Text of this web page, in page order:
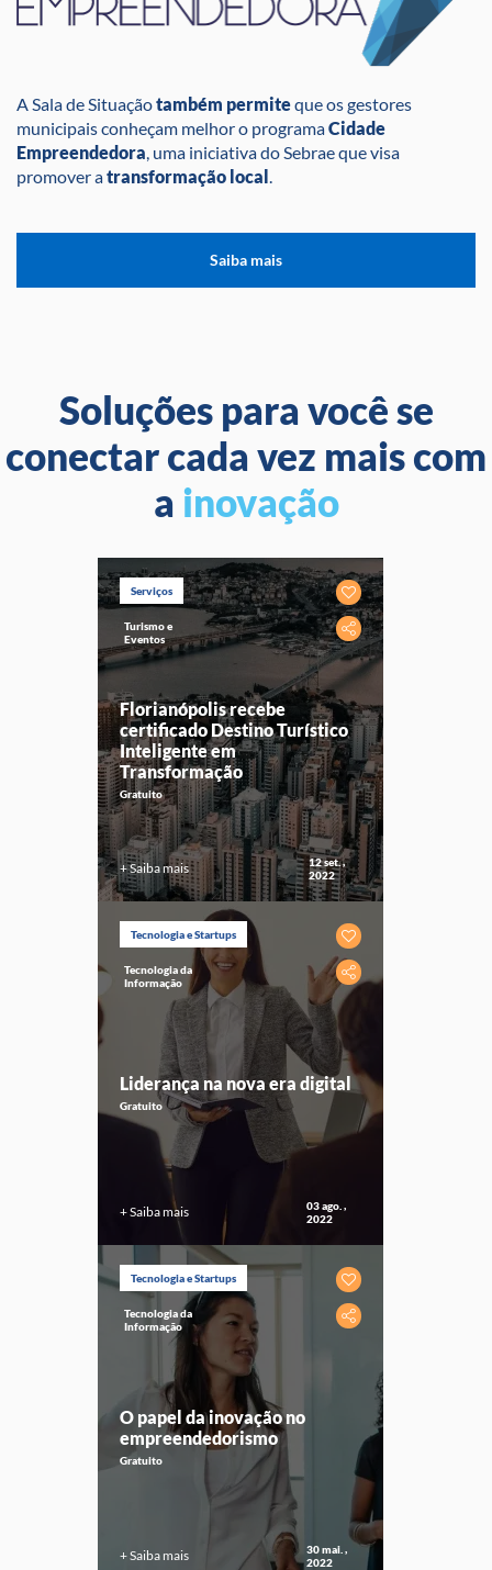
A Sala de Situaçãotambém permiteque os gestores
municipais conheçam melhor o programaCidade
Empreendedora , uma iniciativa do Sebrae que visa
promover atransformação local
Saiba mais
Soluções para você se
conectar cada vez mais com
a inovação
Serviços
Turismo e
Eventos
Florianópolis recebe
certificado Destino Turístico
Inteligente em
Transformação
Gratuito
+ Saiba mais
12 set. ,
2022
Tecnologia e Startups
Tecnologia da
Informação
Liderança na nova era digital
Gratuito
+ Saiba mais
03 ago. ,
2022
Tecnologia e Startups
Tecnologia da
Informação
O papel da inovação no
empreendedorismo
Gratuito
+ Saiba mais
30 mai. ,
2022